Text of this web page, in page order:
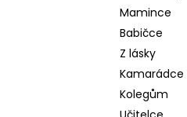
Mamince
Babičce
Z lásky
Kamarádce
Kolegům